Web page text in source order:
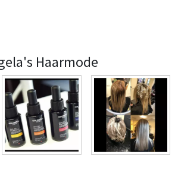
Haarmode